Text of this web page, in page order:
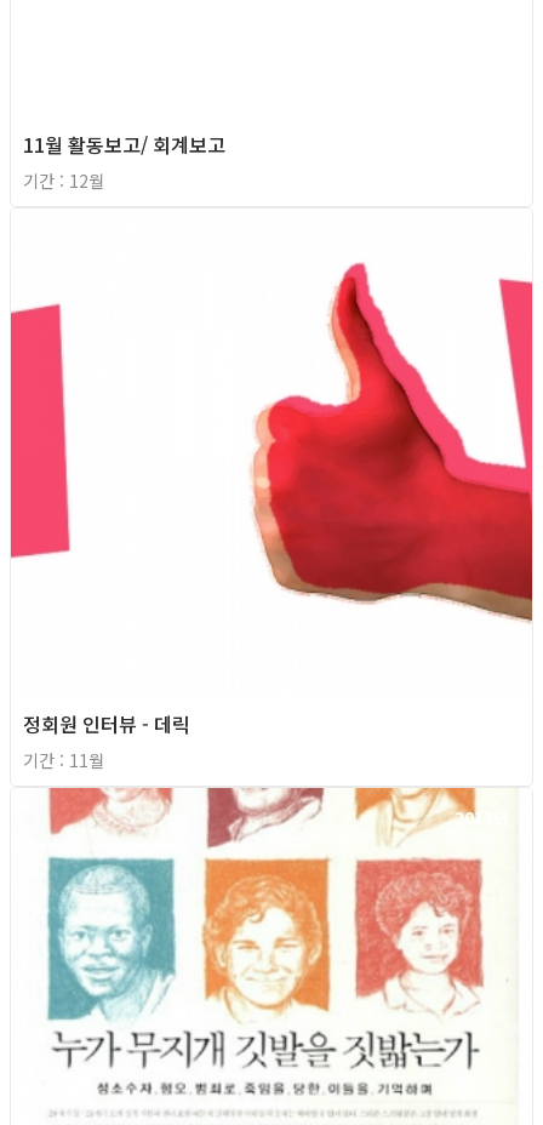
11월 활동보고/ 회계보고
기간 : 12월
정회원 인터뷰 - 데릭
기간 : 11월
2013년